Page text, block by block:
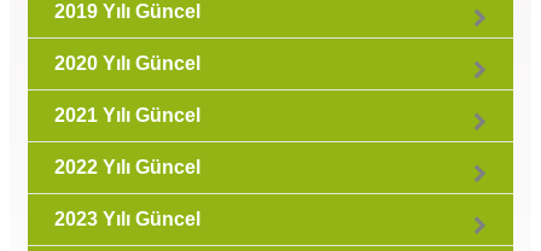
2019 Yılı Güncel
2020 Yılı Güncel
2021 Yılı Güncel
2022 Yılı Güncel
2023 Yılı Güncel